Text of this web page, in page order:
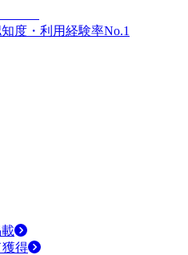
度・利用経験率No.1
獲得